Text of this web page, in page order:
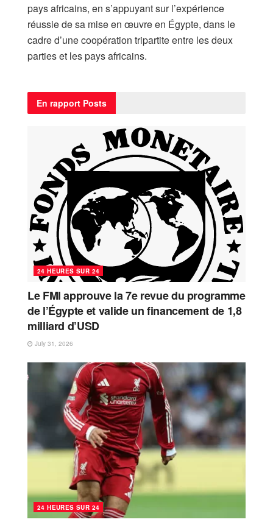
pays africains, en s’appuyant sur l’expérience
réussie de sa mise en œuvre en Égypte, dans le
cadre d’une coopération tripartite entre les deux
parties et les pays africains.
En rapport Posts
24 HEURES SUR 24
Le FMI approuve la 7e revue du programme
de l’Égypte et valide un financement de 1,8
milliard d’USD
July 31, 2026
24 HEURES SUR 24